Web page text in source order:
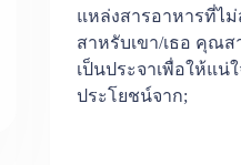
แหล่งสารอาหารที่ไ
สาหรับเขา/เธอ คุณ
เป็นประจาเพื่อให้แน่
ประโยชน์จาก;